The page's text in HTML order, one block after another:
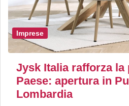
Imprese
Jysk Italia rafforza la
Paese: apertura in
Lombardia